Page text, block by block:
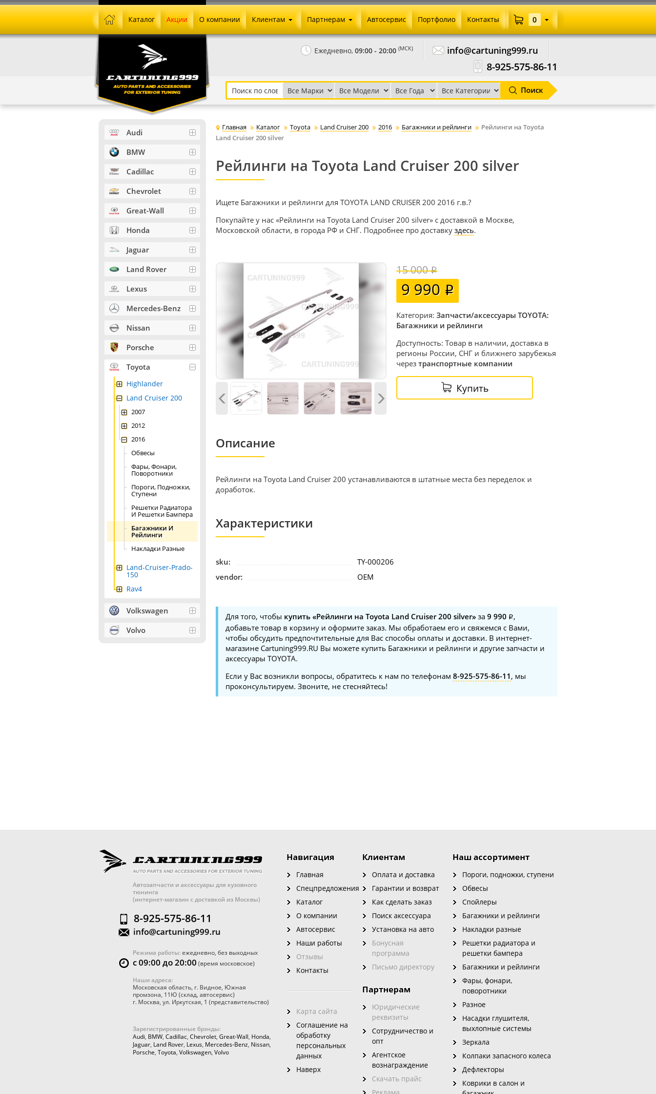
Ежедневно, 09:00 - 20:00 (МСК) info@cartuning999.ru
8-925-575-86-11
Поиск
Каталог Акции О компании Клиентам
Как сделать заказ
Установка на авто
Письмо директору
Партнерам
Агентское вознаграждение
Скачать прайс
Автосервис Портфолио Контакты 0
Главная Каталог Toyota Land Cruiser 200 2016 Багажники и рейлинги
Рейлинги на Toyota
Land Cruiser 200 silver
Рейлинги на Toyota Land Cruiser 200 silver
Ищете Багажники и рейлинги для TOYOTA LAND CRUISER 200 2016 г.в.?
Покупайте у нас «Рейлинги на Toyota Land Cruiser 200 silver» с доставкой в Москве,
Московской области, в города РФ и СНГ. Подробнее про доставку здесь.
15 000
9 990
Категория: Запчасти/аксессуары TOYOTA:
Багажники и рейлинги
Доступность: Товар в наличии, доставка в
регионы России, СНГ и ближнего зарубежья
через транспортные компании
Купить
Описание
Рейлинги на Toyota Land Cruiser 200 устанавливаются в штатные места без переделок и
доработок.
Характеристики
sku:
TY-000206
vendor:
OEM
Для того, чтобы купить «Рейлинги на Toyota Land Cruiser 200 silver» за 9 990
,
добавьте товар в корзину и оформите заказ. Мы обработаем его и свяжемся с Вами,
чтобы обсудить предпочтительные для Вас способы оплаты и доставки. В интернет-
магазине Cartuning999.RU Вы можете купить Багажники и рейлинги и другие запчасти и
аксессуары TOYOTA.
Если у Вас возникли вопросы, обратитесь к нам по телефонам 8-925-575-86-11 , мы
проконсультируем. Звоните, не стесняйтесь!
Audi
BMW
Cadillac
Chevrolet
Great-Wall
Honda
Jaguar
Land Rover
Lexus
Mercedes-Benz
Nissan
Porsche
Toyota
Highlander
Land Cruiser 200
2007
2012
2016
Обвесы
Фары, Фонари,
Поворотники
Пороги, Подножки,
Ступени
Решетки Радиатора
И Решетки Бампера
Багажники И
Рейлинги
Накладки Разные
Land-Cruiser-Prado-
150
Rav4
Volkswagen
Volvo
Автозапчасти и аксессуары для кузовного
тюнинга
(интернет-магазин с доставкой из Москвы)
8-925-575-86-11
info@cartuning999.ru
Режима работы:ежедневно, без выходных
с 09:00 до 20:00 (время московское)
Наши адреса:
Московская область, г. Видное, Южная
промзона, 11Ю (склад, автосервис)
г. Москва, ул. Иркутская, 1 (представительство)
Зарегистрированные брэнды:
Audi, BMW, Cadillac, Chevrolet, Great-Wall, Honda,
Jaguar, Land Rover, Lexus, Mercedes-Benz, Nissan,
Porsche, Toyota, Volkswagen, Volvo
Наш ассортимент
Пороги, подножки, ступени
Обвесы
Спойлеры
Багажники и рейлинги
Накладки разные
Решетки радиатора и
решетки бампера
Багажники и рейлинги
Фары, фонари,
поворотники
Разное
Насадки глушителя,
выхлопные системы
Зеркала
Колпаки запасного колеса
Дефлекторы
Коврики в салон и
Навигация
Главная
Спецпредложения
Каталог
О компании
Автосервис
Наши работы
Отзывы
Контакты
Карта сайта
Соглашение на
обработку
персональных
данных
Наверх
Клиентам
Оплата и доставка
Гарантии и возврат
Как сделать заказ
Поиск аксессуара
Установка на авто
Бонусная
программа
Письмо директору
Партнерам
Юридические
реквизиты
Сотрудничество и
опт
Агентское
вознаграждение
Скачать прайс